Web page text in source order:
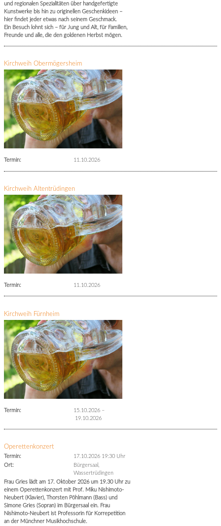
und regionalen Spezialitäten über handgefertigte
Kunstwerke bis hin zu originellen Geschenkideen –
hier findet jeder etwas nach seinem Geschmack.
Ein Besuch lohnt sich – für Jung und Alt, für Familien,
Freunde und alle, die den goldenen Herbst mögen.
Kirchweih Obermögersheim
Termin: 11.10.2026
Kirchweih Altentrüdingen
Termin: 11.10.2026
Kirchweih Fürnheim
Termin: 15.10.2026 –
19.10.2026
Operettenkonzert
Termin:
17.10.2026 19:30 Uhr
Ort:
Bürgersaal,
Wassertrüdingen
Frau Gries lädt am 17. Oktober 2026 um 19.30 Uhr zu
einem Operettenkonzert mit Prof. Miku Nishimoto-
Neubert (Klavier), Thorsten Pöhlmann (Bass) und
Simone Gries (Sopran) im Bürgersaal ein. Frau
Nishimoto-Neubert ist Professorin für Korrepetition
an der Münchner Musikhochschule.